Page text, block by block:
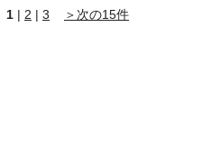
1 | 2 | 3 ＞次の15件